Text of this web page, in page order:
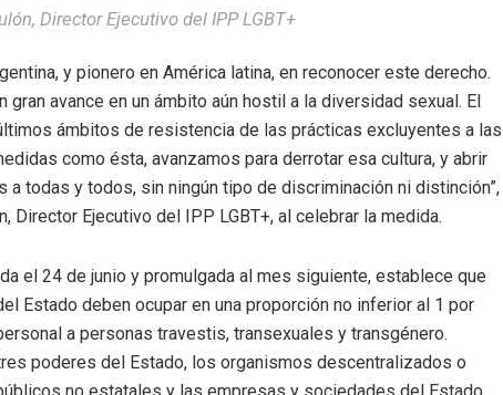
Director Ejecutivo del IPP LGBT+
y pionero en América latina, en reconocer este derecho.
gran avance en un ámbito aún hostil a la diversidad sexual. El
ámbitos de resistencia de las prácticas excluyentes a las
como ésta, avanzamos para derrotar esa cultura, y abrir
todas y todos, sin ningún tipo de discriminación ni distinción”,
Director Ejecutivo del IPP LGBT+, al celebrar la medida.
el 24 de junio y promulgada al mes siguiente, establece que
Estado deben ocupar en una proporción no inferior al 1 por
a personas travestis, transexuales y transgénero.
poderes del Estado, los organismos descentralizados o